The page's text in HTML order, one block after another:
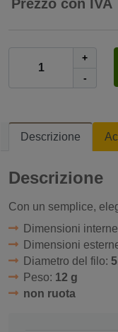
Prezzo con IVA
+
-
Descrizione
Descrizione
Con un semplice,
Dimensioni
Dimensioni
Diametro del filo:
Peso: 12 g
non ruota